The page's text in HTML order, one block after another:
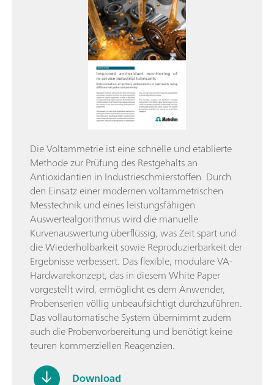
Die Voltammetrie ist eine schnelle und etablierte
Methode zur Prüfung des Restgehalts an
Antioxidantien in Industrieschmierstoffen. Durch
den Einsatz einer modernen voltammetrischen
Messtechnik und eines leistungsfähigen
Auswertealgorithmus wird die manuelle
Kurvenauswertung überflüssig, was Zeit spart und
die Wiederholbarkeit sowie Reproduzierbarkeit der
Ergebnisse verbessert. Das flexible, modulare VA-
Hardwarekonzept, das in diesem White Paper
vorgestellt wird, ermöglicht es dem Anwender,
Probenserien völlig unbeaufsichtigt durchzuführen.
Das vollautomatische System übernimmt zudem
auch die Probenvorbereitung und benötigt keine
teuren kommerziellen Reagenzien.
Download